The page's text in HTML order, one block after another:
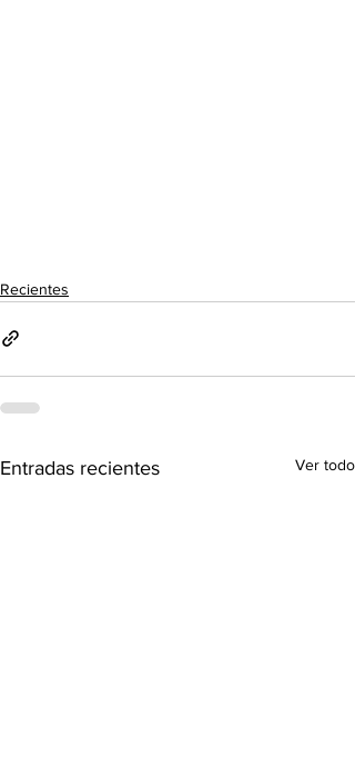
Recientes
Entradas recientes Ver todo